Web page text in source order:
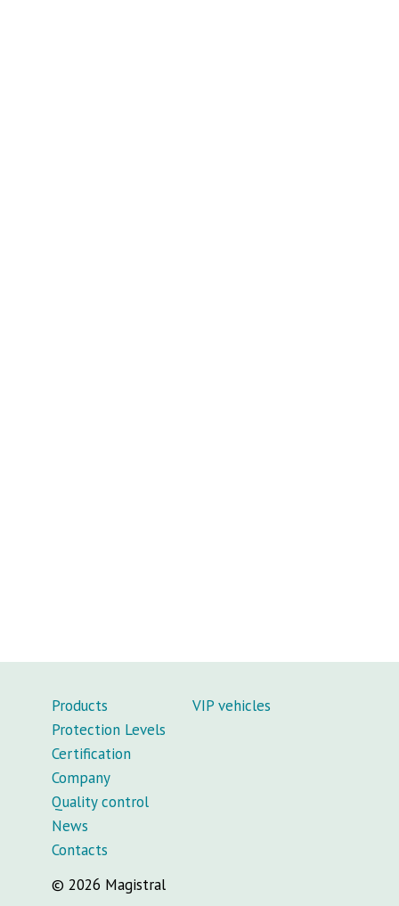
Products
Protection Levels
Certification
Company
Quality control
News
Contacts
© 2026 Magistral
VIP vehicles